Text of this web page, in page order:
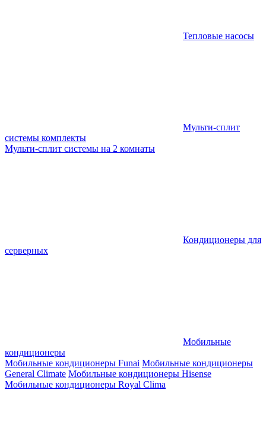
Тепловые насосы
Мульти-сплит
системы комплекты
Мульти-сплит системы на 2 комнаты
Кондиционеры для
серверных
Мобильные
кондиционеры
Мобильные кондиционеры Funai Мобильные кондиционеры
General Climate Мобильные кондиционеры Hisense
Мобильные кондиционеры Royal Clima